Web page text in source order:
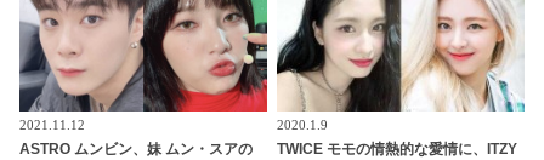
2021.11.12
ASTRO ムンビン、妹 ムン・スアの
2020.1.9
TWICE モモの情熱的な愛情に、ITZY